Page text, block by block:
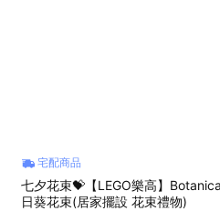
宅配商品
七夕花束💝【LEGO樂高】
日葵花束(居家擺設 花束禮物)